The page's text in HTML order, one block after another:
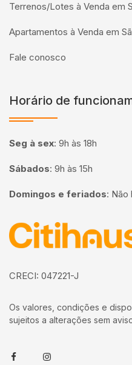
Terrenos/Lotes à Venda em
Apartamentos à Venda em
Fale conosco
Horário de
Seg à sex: 9h às 18h
Sábados: 9h às 15h
Domingos e feriados: Não
Página inicial
CRECI: 047221-J
Os valores, condições e
sujeitos a alterações sem
FacebookInstagram